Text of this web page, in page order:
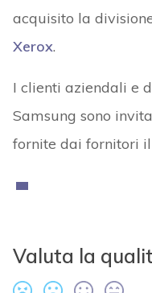
acquisito la
Xerox.
I clienti aziendali e
Samsung sono
fornite dai fornitori
Valuta la